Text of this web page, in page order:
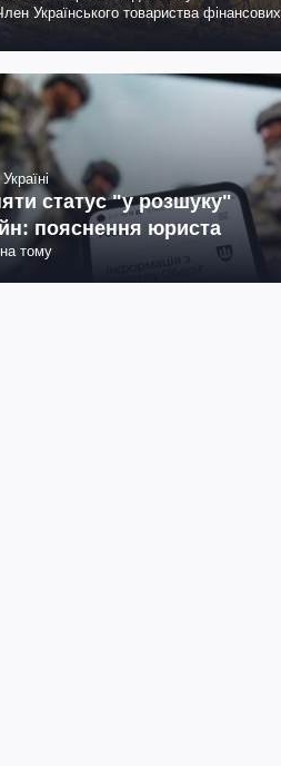
Українського товариства фінансових
статус "у розшуку"
пояснення юриста
тому